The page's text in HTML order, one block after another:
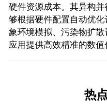
硬件资源成本。其异构
够根据硬件配置自动优
象环境模拟、污染物扩
应用提供高效精准的数值
热